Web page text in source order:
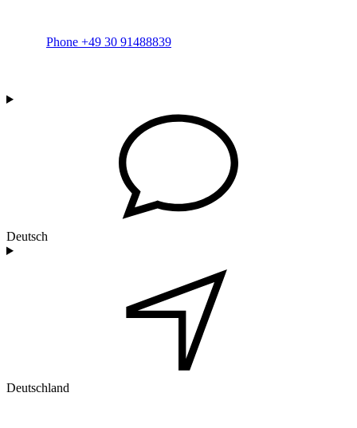
Phone +49 30 91488839
Deutsch
Deutschland